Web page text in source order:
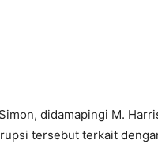
didamapingi M.
tersebut terkait